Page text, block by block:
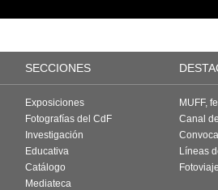
SECCIONES
Exposiciones
Fotografías del CdF
Investigación
Educativa
Catálogo
Mediateca
MUFF,
Canal
Líneas